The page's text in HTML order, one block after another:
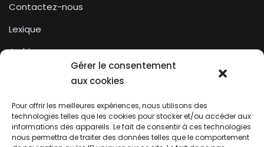
Gérer le consentement
aux cookies
Pour offrir les meilleures expériences, nous utilisons des
technologies telles que les cookies pour stocker et/ou accéder aux
informations des appareils. Le fait de consentir à ces technologies
nous permettra de traiter des données telles que le comportement
Contactez-nous
Lexique
Archives
Contactez-nous
Association du droit a l’oubli numérique